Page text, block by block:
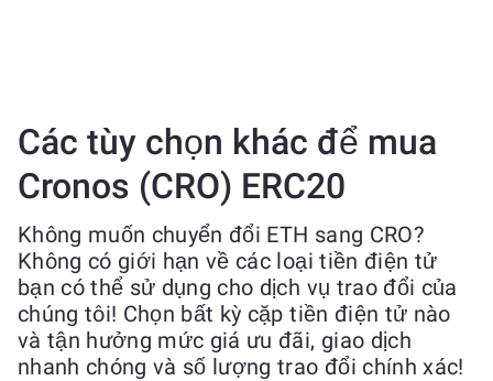
Các tùy chọn khác để mua
Cronos (CRO) ERC20
Không muốn chuyển đổi ETH sang CRO?
Không có giới hạn về các loại tiền điện tử
bạn có thể sử dụng cho dịch vụ trao đổi của
chúng tôi! Chọn bất kỳ cặp tiền điện tử nào
và tận hưởng mức giá ưu đãi, giao dịch
nhanh chóng và số lượng trao đổi chính xác!